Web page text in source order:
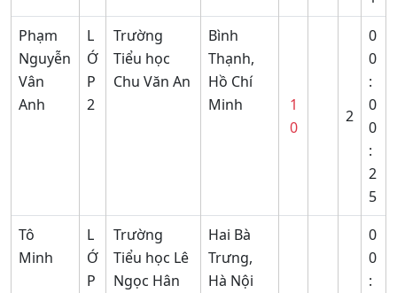
Phạm
Nguyễn
Vân
Anh
L
Ớ
P
2
Trường
Tiểu học
Chu Văn An
Bình
Thạnh,
Hồ Chí
Minh
1
0
2
0
0
:
0
0
:
2
5
Tô
Minh
L
Ớ
P
Trường
Tiểu học Lê
Ngọc Hân
Hai Bà
Trưng,
Hà Nội
0
0
: